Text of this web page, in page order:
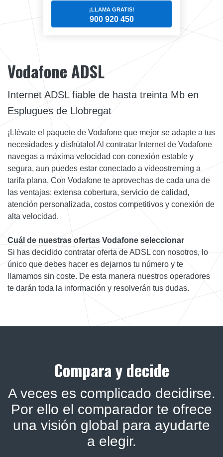
¡LLAMA GRATIS!
900 920 450
Vodafone ADSL
Internet ADSL fiable de hasta treinta Mb en
Esplugues de Llobregat
¡Llévate el paquete de Vodafone que mejor se adapte a tus
necesidades y disfrútalo! Al contratar Internet de Vodafone
navegas a máxima velocidad con conexión estable y
segura, aun puedes estar conectado a videostreming a
tarifa plana. Con Vodafone te aprovechas de cada una de
las ventajas: extensa cobertura, servicio de calidad,
atención personalizada, costos competitivos y conexión de
alta velocidad.
Cuál de nuestras ofertas Vodafone seleccionar
Si has decidido contratar oferta de ADSL con nosotros, lo
único que debes hacer es dejarnos tu número y te
llamamos sin coste. De esta manera nuestros operadores
te darán toda la información y resolverán tus dudas.
Compara y decide
A veces es complicado decidirse.
Por ello el comparador te ofrece
una visión global para ayudarte
a elegir.